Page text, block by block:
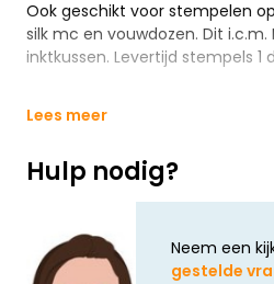
Ook geschikt voor stempelen
silk mc en vouwdozen. Dit i.c.m.
inktkussen. Levertijd stempels 1
Lees meer
Hulp nodig?
Neem een
gestelde